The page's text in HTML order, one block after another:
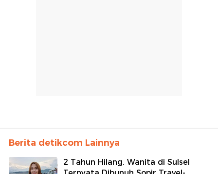
Berita detikcom Lainnya
2 Tahun Hilang, Wanita di Sulsel